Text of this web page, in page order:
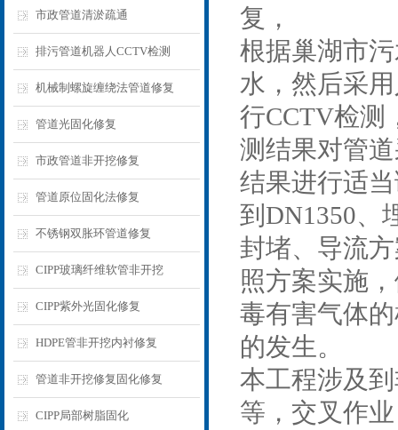
市政管道清淤疏通
排污管道机器人CCTV检测
机械制螺旋缠绕法管道修复
管道光固化修复
市政管道非开挖修复
管道原位固化法修复
不锈钢双胀环管道修复
CIPP玻璃纤维软管非开挖
CIPP紫外光固化修复
HDPE管非开挖内衬修复
管道非开挖修复固化修复
CIPP局部树脂固化
复，
根据巢湖市
水，然后采
行CCTV检测
测结果对管
结果进行适
到DN1350、
封堵、导流
照方案实施
毒有害气体
的发生。
本工程涉及
等，交叉作